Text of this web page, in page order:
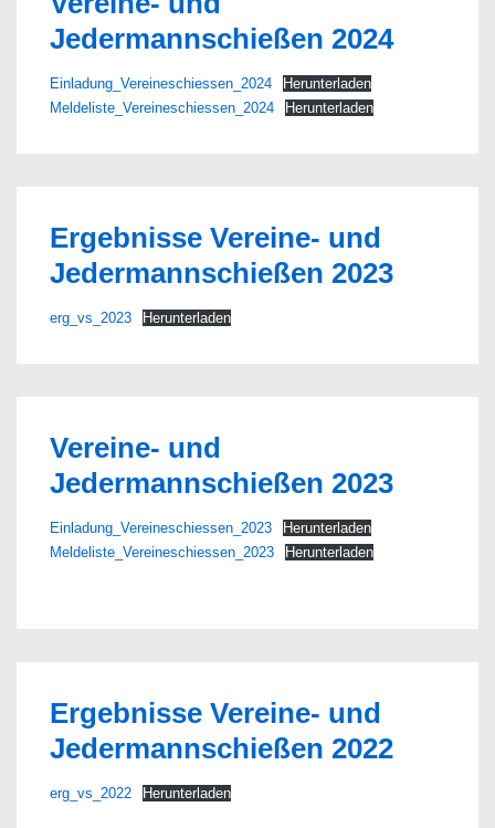
Jedermannschießen 2024
Einladung_Vereineschiessen_2024
Herunterladen
Meldeliste_Vereineschiessen_2024
Herunterladen
Ergebnisse Vereine- und
Jedermannschießen 2023
erg_vs_2023 Herunterladen
Vereine- und
Jedermannschießen 2023
Einladung_Vereineschiessen_2023
Herunterladen
Meldeliste_Vereineschiessen_2023
Herunterladen
Ergebnisse Vereine- und
Jedermannschießen 2022
erg_vs_2022 Herunterladen